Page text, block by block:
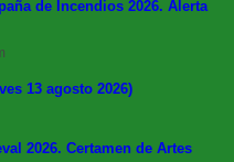
de Incendios 2026. Alerta
13 agosto 2026)
2026. Certamen de Artes